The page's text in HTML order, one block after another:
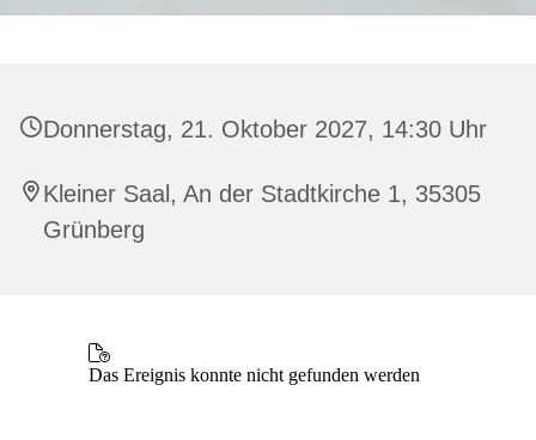
Donnerstag, 21. Oktober 2027, 14:30 Uhr
Kleiner Saal, An der Stadtkirche 1, 35305
Grünberg